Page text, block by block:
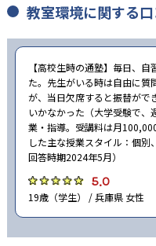
教室環境に関する口
【高校生時の通塾】毎日、
た。先生がいる時は自由に質
が、当日欠席すると振替がで
いかなかった（大学受験で、
業・指導。受講料は月
した主な授業スタイル：個別
回答時期2024年5月）
5.0
19歳（学生） / 兵庫県 女性